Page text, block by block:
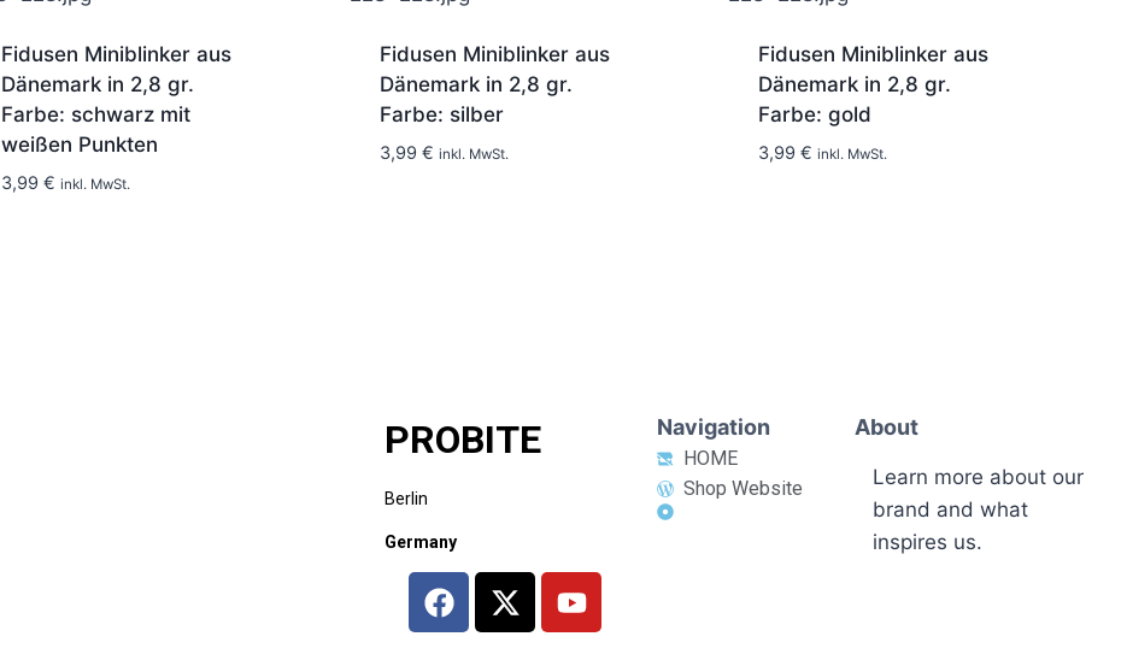
Fidusen Miniblinker aus
Dänemark in 2,8 gr.
Farbe: schwarz mit
weißen Punkten
3,99 € inkl. MwSt.
Fidusen Miniblinker aus
Dänemark in 2,8 gr.
Farbe: silber
3,99 € inkl. MwSt.
Fidusen Miniblinker aus
Dänemark in 2,8 gr.
Farbe: gold
3,99 € inkl. MwSt.
PROBITE
Berlin
Germany
Navigation
HOME
Shop Website
About
Learn more about our
brand and what
inspires us.